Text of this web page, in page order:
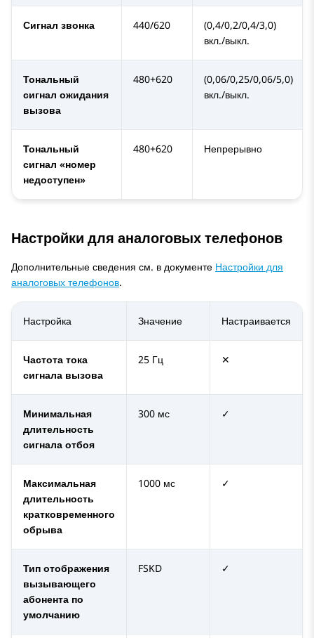
Сигнал звонка 440/620
(0,4/0,2/0,4/3,0)
вкл./выкл.
Тональный
сигнал ожидания
вызова
480+620
(0,06/0,25/0,06/5,0)
вкл./выкл.
Тональный
сигнал «номер
недоступен»
480+620 Непрерывно
Настройки для аналоговых телефонов
Дополнительные сведения см. в документе Настройки для
аналоговых телефонов.
Настройка Значение Настраивается
Частота тока
сигнала вызова
25 Гц ✕
Минимальная
длительность
сигнала отбоя
300 мс ✓
Максимальная
длительность
кратковременного
обрыва
1000 мс ✓
Тип отображения
вызывающего
абонента по
умолчанию
FSKD ✓